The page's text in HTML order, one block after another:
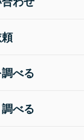
べる
べる